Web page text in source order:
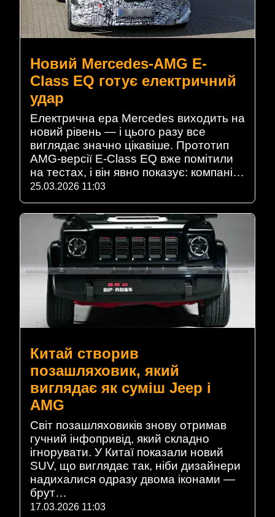
Новий Mercedes-AMG E-
Class EQ готує електричний
удар
Електрична ера Mercedes виходить на
новий рівень — і цього разу все
виглядає значно цікавіше. Прототип
AMG-версії E-Class EQ вже помітили
на тестах, і він явно показує: компані…
25.03.2026 11:03
Китай створив
позашляховик, який
виглядає як суміш Jeep і
AMG
Світ позашляховиків знову отримав
гучний інфопривід, який складно
ігнорувати. У Китаї показали новий
SUV, що виглядає так, ніби дизайнери
надихалися одразу двома іконами —
брут…
17.03.2026 11:03